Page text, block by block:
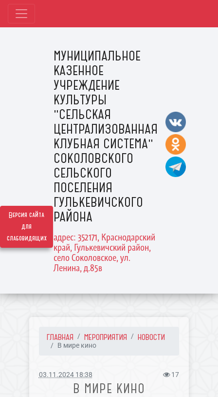
Версия сайта
для
слабовидящих
МУНИЦИПАЛЬНОЕ
КАЗЕННОЕ
УЧРЕЖДЕНИЕ
КУЛЬТУРЫ
"СЕЛЬСКАЯ
ЦЕНТРАЛИЗОВАННАЯ
КЛУБНАЯ СИСТЕМА"
СОКОЛОВСКОГО
СЕЛЬСКОГО
ПОСЕЛЕНИЯ
ГУЛЬКЕВИЧСКОГО
РАЙОНА
адрес: 352171, Краснодарский
край, Гулькевичский район,
село Соколовское, ул.
Ленина, д.85в
ГЛАВНАЯ МЕРОПРИЯТИЯ НОВОСТИ
В мире кино
03.11.2024 18:38 17
В МИРЕ КИНО